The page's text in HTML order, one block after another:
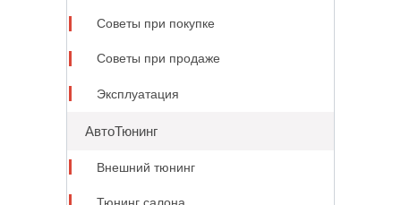
Советы при покупке
Советы при продаже
Эксплуатация
АвтоТюнинг
Внешний тюнинг